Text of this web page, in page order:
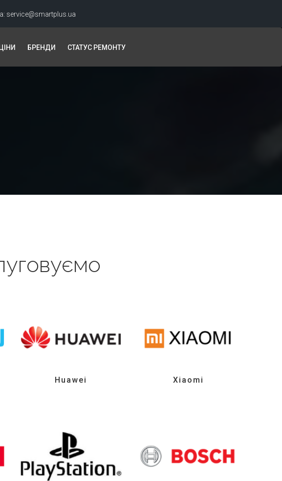
service@smartplus.ua
ЦІНИ БРЕНДИ СТАТУС РЕМОНТУ
Huawei Xiaomi